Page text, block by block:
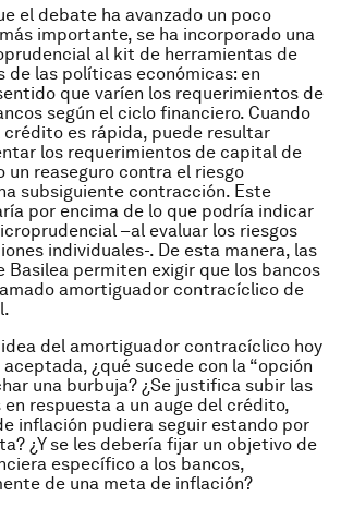
el debate ha avanzado un poco
importante, se ha incorporado una
al kit de herramientas de
de las políticas económicas: en
que varíen los requerimientos de
según el ciclo financiero. Cuando
crédito es rápida, puede resultar
los requerimientos de capital de
un reaseguro contra el riesgo
subsiguiente contracción. Este
por encima de lo que podría indicar
–al evaluar los riesgos
individuales-. De esta manera, las
Basilea permiten exigir que los bancos
amortiguador contracíclico de
del amortiguador contracíclico hoy
¿qué sucede con la “opción
una burbuja? ¿Se justifica subir las
respuesta a un auge del crédito,
inflación pudiera seguir estando por
¿Y se les debería fijar un objetivo de
específico a los bancos,
de una meta de inflación?